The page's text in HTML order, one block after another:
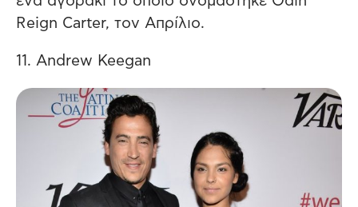
Reign Carter, τον Απρίλιο.
11. Andrew Keegan